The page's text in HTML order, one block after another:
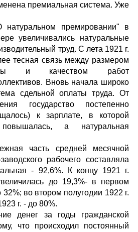
премиальная система. Уже
натуральном премировании" в
увеличивались натуральные
труд. С лета 1921 г.
тесная связь между размером
и качеством работ
Вновь начала широко
сдельной оплаты труда. От
государство постепенно
к зарплате, в которой
а натуральная
часть средней месячной
рабочего составляла
- 92,6%. К концу 1921 г.
до 19,3%- в первом
32%; во втором полугодии 1922 г.
г. - до 80%.
денег за годы гражданской
что происходил постоянный